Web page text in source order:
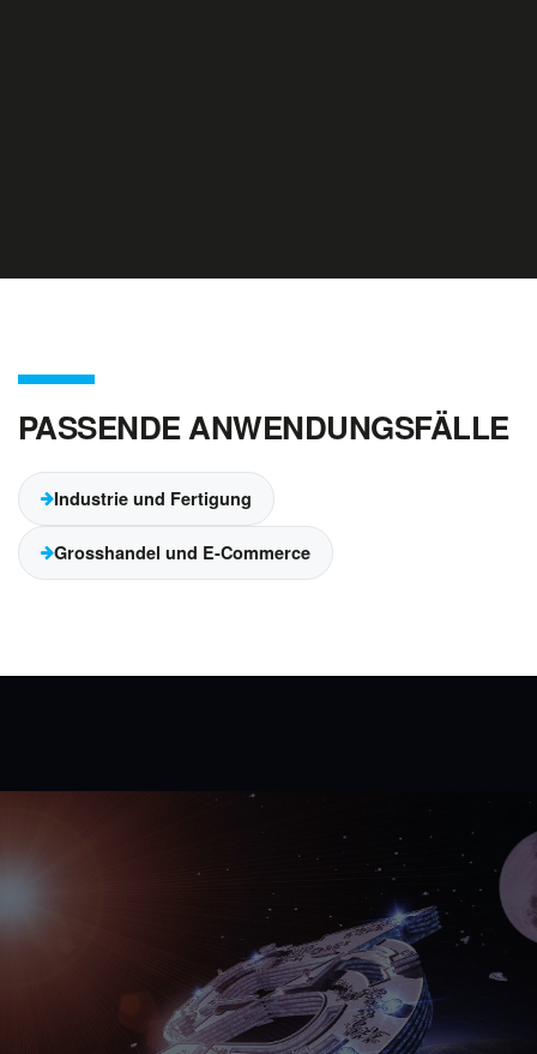
PASSENDE ANWENDUNGSFÄLLE
Industrie und Fertigung
Grosshandel und E-Commerce